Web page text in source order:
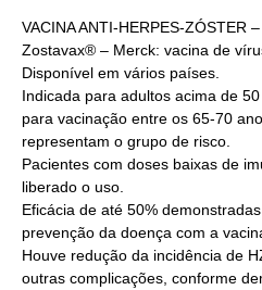
VACINA ANTI-HERPES-ZÓSTER
Zostavax® – Merck: vacina de
Disponível em vários países.
Indicada para adultos acima de
para vacinação entre os 65-70
representam o grupo de risco.
Pacientes com doses baixas de
liberado o uso.
Eficácia de até 50%
prevenção da doença com a
Houve redução da incidência de
outras complicações, conforme